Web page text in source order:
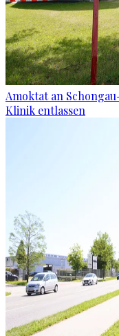
Amoktat an
Klinik entlassen